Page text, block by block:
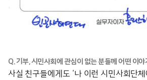
Q. 기부, 시민사회에 관심이 없는 분들께 어떤 이
사실 친구들에게도 ‘나 이런 시민사회단